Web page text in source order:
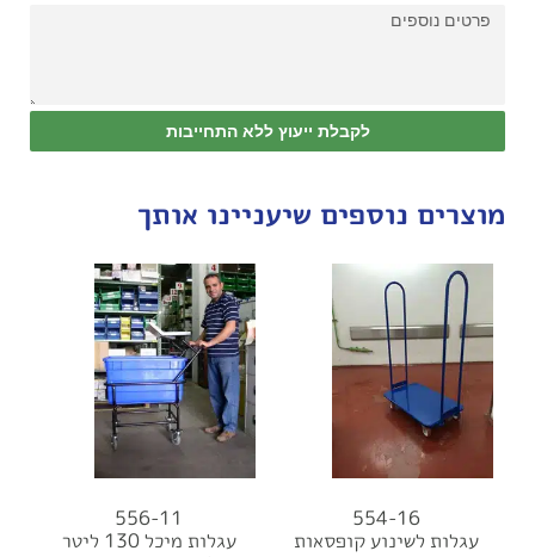
לקבלת ייעוץ ללא התחייבות
מוצרים נוספים שיעניינו אותך
554-16
עגלות לשינוע קופסאות
556-11
עגלות מיכל 130 ליטר